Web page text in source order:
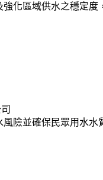
化區域供水之穩定
險並確保民眾用水